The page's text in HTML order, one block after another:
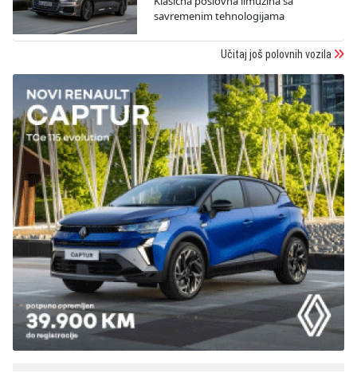
savremenim tehnologijama
Učitaj još polovnih vozila